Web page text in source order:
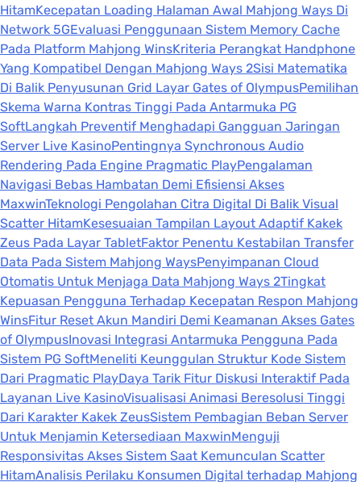
HitamKecepatan Loading Halaman Awal Mahjong Ways Di
Network 5GEvaluasi Penggunaan Sistem Memory Cache
Pada Platform Mahjong WinsKriteria Perangkat Handphone
Yang Kompatibel Dengan Mahjong Ways 2Sisi Matematika
Di Balik Penyusunan Grid Layar Gates of OlympusPemilihan
Skema Warna Kontras Tinggi Pada Antarmuka PG
SoftLangkah Preventif Menghadapi Gangguan Jaringan
Server Live KasinoPentingnya Synchronous Audio
Rendering Pada Engine Pragmatic PlayPengalaman
Navigasi Bebas Hambatan Demi Efisiensi Akses
MaxwinTeknologi Pengolahan Citra Digital Di Balik Visual
Scatter HitamKesesuaian Tampilan Layout Adaptif Kakek
Zeus Pada Layar TabletFaktor Penentu Kestabilan Transfer
Data Pada Sistem Mahjong WaysPenyimpanan Cloud
Otomatis Untuk Menjaga Data Mahjong Ways 2Tingkat
Kepuasan Pengguna Terhadap Kecepatan Respon Mahjong
WinsFitur Reset Akun Mandiri Demi Keamanan Akses Gates
of OlympusInovasi Integrasi Antarmuka Pengguna Pada
Sistem PG SoftMeneliti Keunggulan Struktur Kode Sistem
Dari Pragmatic PlayDaya Tarik Fitur Diskusi Interaktif Pada
Layanan Live KasinoVisualisasi Animasi Beresolusi Tinggi
Dari Karakter Kakek ZeusSistem Pembagian Beban Server
Untuk Menjamin Ketersediaan MaxwinMenguji
Responsivitas Akses Sistem Saat Kemunculan Scatter
HitamAnalisis Perilaku Konsumen Digital terhadap Mahjong